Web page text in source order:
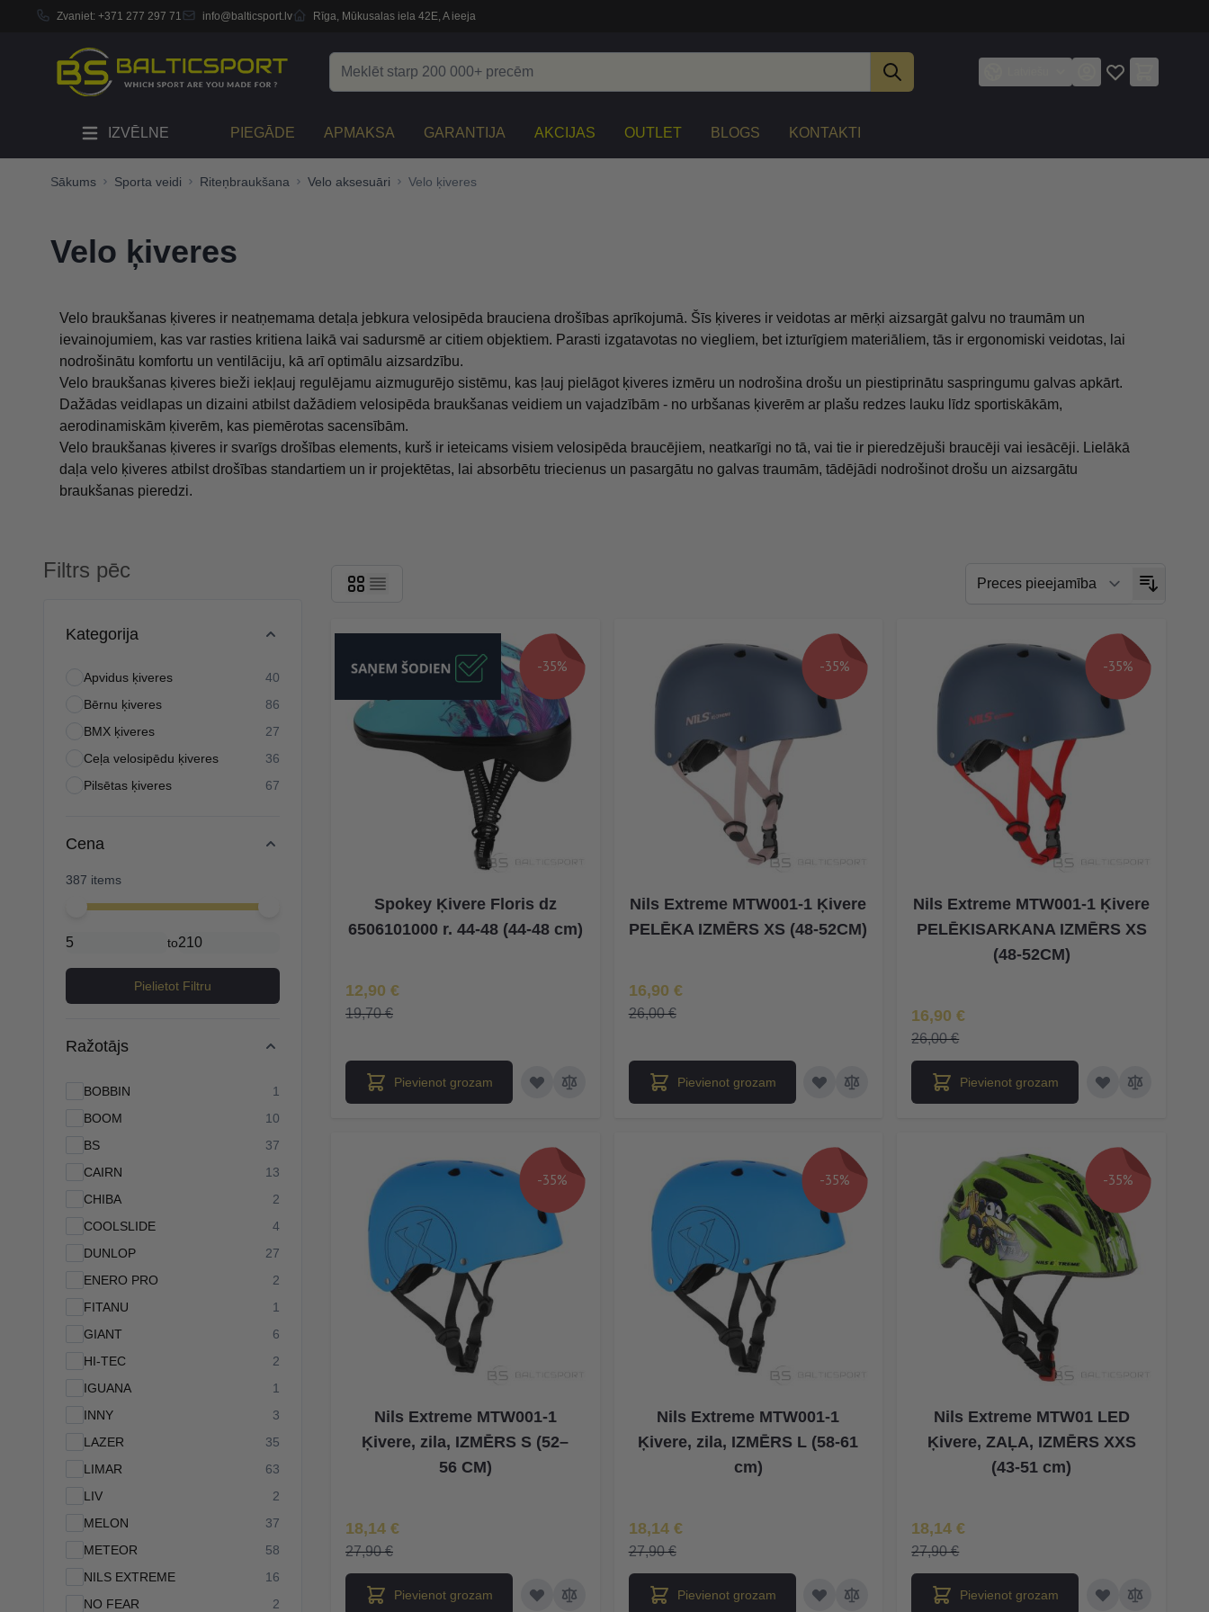
Zvaniet: +371 277 297 71 info@balticsport.lv Rīga, Mūkusalas iela 42E, A ieeja
IZVĒLNE PIEGĀDE APMAKSA GARANTIJA AKCIJAS OUTLET BLOGS KONTAKTI
Sākums Sporta veidi Riteņbraukšana Velo aksesuāri Velo ķiveres
Velo ķiveres
Velo braukšanas ķiveres ir neatņemama detaļa jebkura velosipēda brauciena drošības aprīkojumā. Šīs ķiveres ir veidotas ar mērķi aizsargāt galvu no traumām un
ievainojumiem, kas var rasties kritiena laikā vai sadursmē ar citiem objektiem. Parasti izgatavotas no viegliem, bet izturīgiem materiāliem, tās ir ergonomiski veidotas, lai
nodrošinātu komfortu un ventilāciju, kā arī optimālu aizsardzību.
Velo braukšanas ķiveres bieži iekļauj regulējamu aizmugurējo sistēmu, kas ļauj pielāgot ķiveres izmēru un nodrošina drošu un piestiprinātu saspringumu galvas apkārt.
Dažādas veidlapas un dizaini atbilst dažādiem velosipēda braukšanas veidiem un vajadzībām - no urbšanas ķiverēm ar plašu redzes lauku līdz sportiskākām,
aerodinamiskām ķiverēm, kas piemērotas sacensībām.
Velo braukšanas ķiveres ir svarīgs drošības elements, kurš ir ieteicams visiem velosipēda braucējiem, neatkarīgi no tā, vai tie ir pieredzējuši braucēji vai iesācēji. Lielākā
daļa velo ķiveres atbilst drošības standartiem un ir projektētas, lai absorbētu triecienus un pasargātu no galvas traumām, tādējādi nodrošinot drošu un aizsargātu
braukšanas pieredzi.
Filtrs pēc
Kategorija
Apvidus ķiveres 40
products available
Bērnu ķiveres
86
products available
BMX ķiveres
27
products available
Ceļa velosipēdu ķiveres
36
products available
Pilsētas ķiveres
67
products available
Cena
387 items
Minimal price
Maximum price
to
Pielietot Filtru
Ražotājs
BOBBIN 1
products available
BOOM
10
BS
37
CAIRN
13
CHIBA
2 products available
COOLSLIDE
4 products available
DUNLOP
27
ENERO PRO
2 products available
FITANU
1
GIANT
6
HI-TEC
2
IGUANA
1
INNY
3 products available
LAZER
35 products available
LIMAR
63
LIV
2
MELON
37 products available
METEOR
58 products available
NILS EXTREME
16 products available
NO FEAR
2 products available
-35%
Spokey Ķivere Floris dz
6506101000 r. 44-48 (44-48 cm)
Īpaša Cena
12,90 €
19,70 €
Pievienot grozam
-35%
Nils Extreme MTW001-1 Ķivere
PELĒKA IZMĒRS XS (48-52CM)
Īpaša Cena
16,90 €
26,00 €
Pievienot grozam
-35%
Nils Extreme MTW001-1 Ķivere
PELĒKISARKANA IZMĒRS XS
(48-52CM)
Īpaša Cena
16,90 €
26,00 €
Pievienot grozam
-35%
Nils Extreme MTW001-1
Ķivere, zila, IZMĒRS S (52–
56 CM)
Īpaša Cena
18,14 €
27,90 €
Pievienot grozam
-35%
Nils Extreme MTW001-1
Ķivere, zila, IZMĒRS L (58-61
cm)
Īpaša Cena
18,14 €
27,90 €
Pievienot grozam
-35%
Nils Extreme MTW01 LED
Ķivere, ZAĻA, IZMĒRS XXS
(43-51 cm)
Īpaša Cena
18,14 €
27,90 €
Pievienot grozam